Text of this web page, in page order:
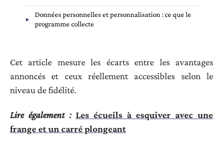
Données personnelles et personnalisation : ce que le
programme collecte
Cet article mesure les écarts entre les avantages
annoncés et ceux réellement accessibles selon le
niveau de fidélité.
Lire également : Les écueils à esquiver avec une
frange et un carré plongeant